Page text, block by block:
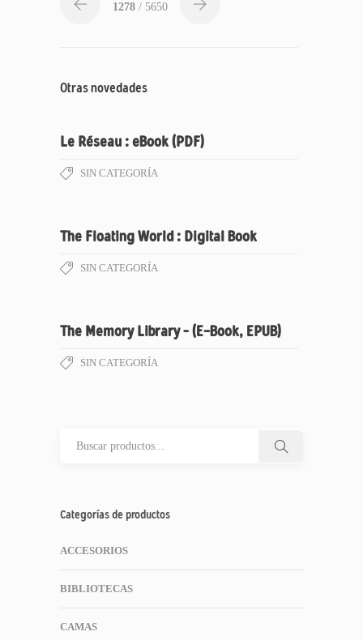
1278 / 5650
Otras novedades
Le Réseau : eBook (PDF)
SIN CATEGORÍA
The Floating World : Digital Book
SIN CATEGORÍA
The Memory Library – (E-Book, EPUB)
SIN CATEGORÍA
Categorías de productos
ACCESORIOS
BIBLIOTECAS
CAMAS